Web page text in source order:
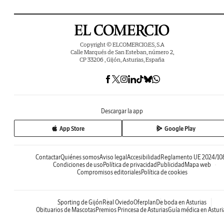
Copyright © ELCOMERCIO.ES, S.A
Calle Marqués de San Esteban, número 2,
CP 33206 , Gijón, Asturias, España
Descargar la app
App Store Google Play
ContactarQuiénes somosAviso legal Accesibilidad Reglamento UE 2024/
Condiciones de uso Política de privacidad Publicidad Mapa web
Compromisos editorialesPolítica de cookies
Sporting de Gijón Real OviedoOferplan De boda en Asturias
Obituarios de MascotasPremios Princesa de AsturiasGuía médica en